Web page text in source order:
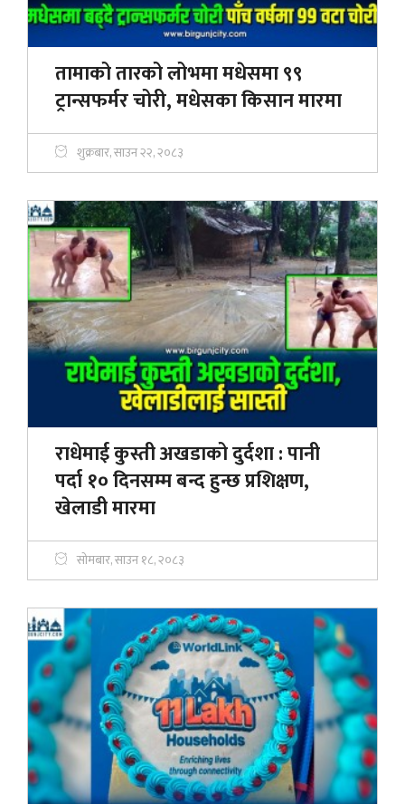
तामाको तारको लोभमा मधेसमा ९९
ट्रान्सफर्मर चोरी, मधेसका किसान मारमा
शुक्रबार, साउन २२, २०८३
राधेमाई कुस्ती अखडाको दुर्दशा : पानी
पर्दा १० दिनसम्म बन्द हुन्छ प्रशिक्षण,
खेलाडी मारमा
सोमबार, साउन १८, २०८३